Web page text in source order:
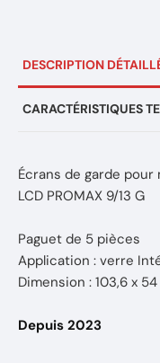
DESCRIPTION
CARACTÉRISTIQUES
Écrans de garde
LCD PROMAX 9/13 G
Paguet de 5 pièces
Application : verre
Dimension : 103,6 x
Depuis 2023